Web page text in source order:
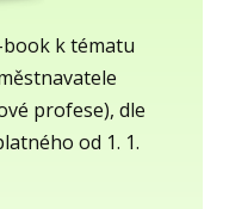
book k tématu
profese), dle
od 1. 1.